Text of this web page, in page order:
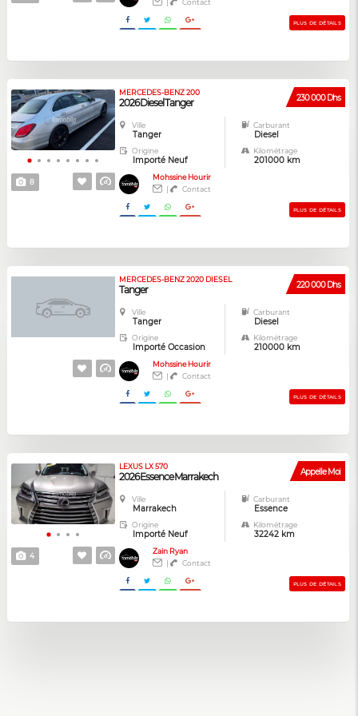
Contact
PLUS DE DÉTAILS
8
230 000 Dhs
MERCEDES-BENZ 200
2026 Diesel Tanger
Ville
Tanger
Carburant
Diesel
Origine
Importé Neuf
Kilométrage
201000 km
Mohssine Hourir
|
Contact
PLUS DE DÉTAILS
220 000 Dhs
MERCEDES-BENZ 2020 DIESEL
Tanger
Ville
Tanger
Carburant
Diesel
Origine
Importé Occasion
Kilométrage
210000 km
Mohssine Hourir
|
Contact
PLUS DE DÉTAILS
4
Appelle Moi
LEXUS LX 570
2026 Essence Marrakech
Ville
Marrakech
Carburant
Essence
Origine
Importé Neuf
Kilométrage
32242 km
Zain Ryan
|
Contact
PLUS DE DÉTAILS